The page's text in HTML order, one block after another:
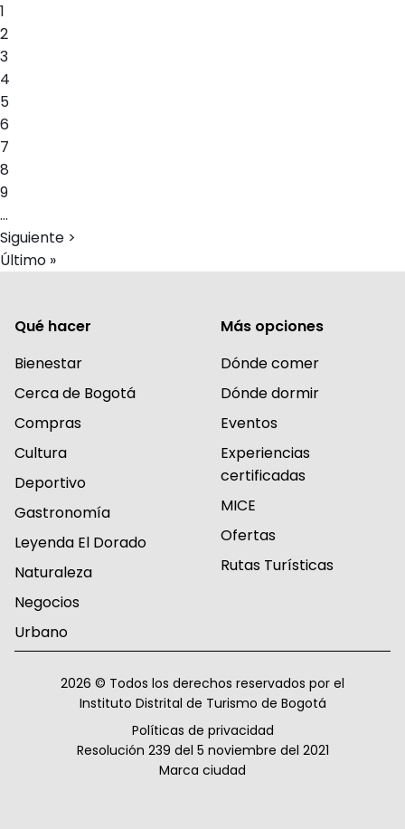
Paginación
Página
1
Página
2
Página
3
Página
4
Página
5
Página
6
Página
7
Página
8
Página
9
…
Siguiente
página
Siguiente >
Última
Último »
Qué hacer
Bienestar
Cerca de Bogotá
Compras
Cultura
Deportivo
Gastronomía
Leyenda El Dorado
Naturaleza
Negocios
Urbano
Más opciones
Dónde comer
Dónde dormir
Eventos
Experiencias
certificadas
MICE
Ofertas
Rutas Turísticas
2026 © Todos los derechos reservados por el
Instituto Distrital de Turismo de Bogotá
Políticas de privacidad
Resolución 239 del 5 noviembre del 2021
Marca ciudad